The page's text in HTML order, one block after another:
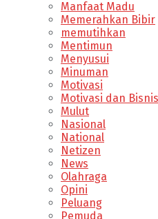
Manfaat Madu
Memerahkan Bibir
memutihkan
Mentimun
Menyusui
Minuman
Motivasi
Motivasi dan Bisnis
Mulut
Nasional
National
Netizen
News
Olahraga
Opini
Peluang
Pemuda